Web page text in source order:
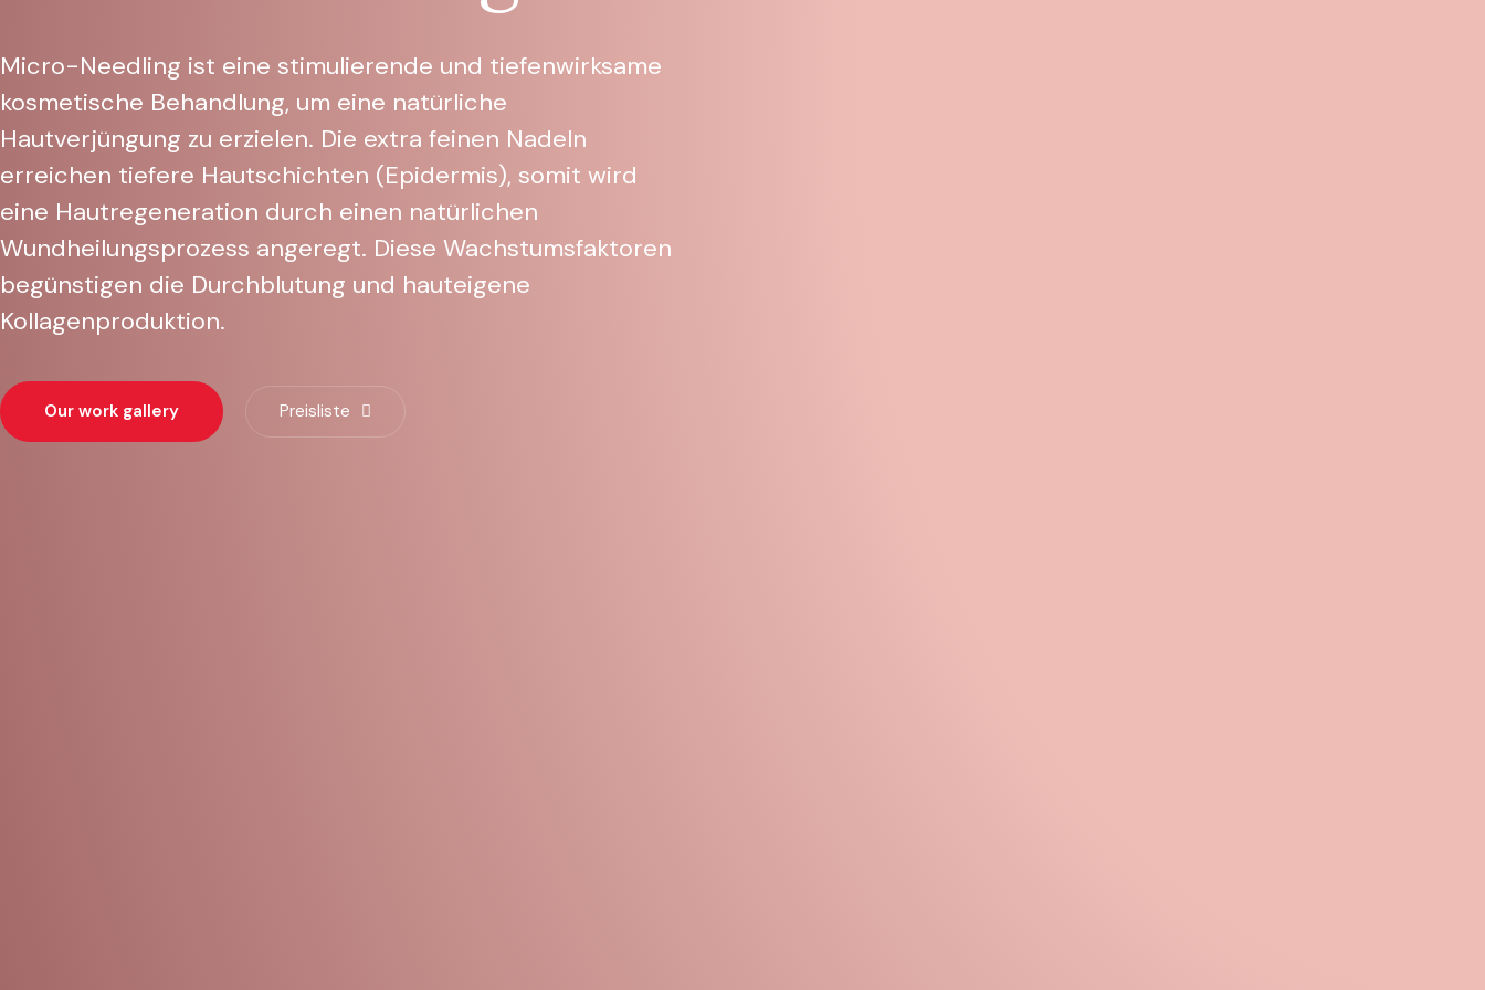
Micro-Needling ist eine stimulierende und tiefenwirksame
kosmetische Behandlung, um eine natürliche
Hautverjüngung zu erzielen. Die extra feinen Nadeln
erreichen tiefere Hautschichten (Epidermis), somit wird
eine Hautregeneration durch einen natürlichen
Wundheilungsprozess angeregt. Diese Wachstumsfaktoren
begünstigen die Durchblutung und hauteigene
Kollagenproduktion.
Our work gallery Preisliste